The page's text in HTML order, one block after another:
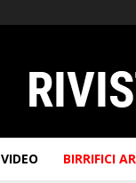
VIDEO BIRRIFICI